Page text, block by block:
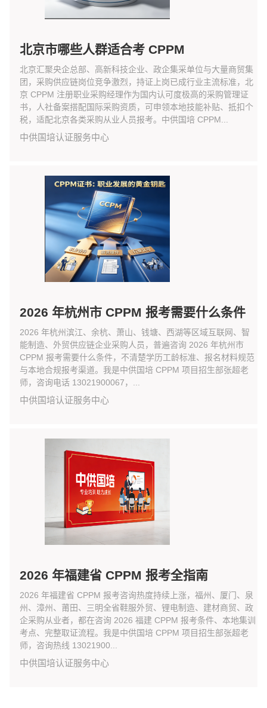
北京市哪些人群适合考 CPPM
北京汇聚央企总部、高新科技企业、政企集采单位与大量商贸集
团，采购供应链岗位竞争激烈，持证上岗已成行业主流标准，北
京 CPPM 注册职业采购经理作为国内认可度极高的采购管理证
书，人社备案搭配国际采购资质，可申领本地技能补贴、抵扣个
税，适配北京各类采购从业人员报考。中供国培 CPPM...
中供国培认证服务中心
2026 年杭州市 CPPM 报考需要什么条件
2026 年杭州滨江、余杭、萧山、钱塘、西湖等区域互联网、智
能制造、外贸供应链企业采购人员，普遍咨询 2026 年杭州市
CPPM 报考需要什么条件，不清楚学历工龄标准、报名材料规范
与本地合规报考渠道。我是中供国培 CPPM 项目招生部张超老
师，咨询电话 13021900067，...
中供国培认证服务中心
2026 年福建省 CPPM 报考全指南
2026 年福建省 CPPM 报考咨询热度持续上涨，福州、厦门、泉
州、漳州、莆田、三明全省鞋服外贸、锂电制造、建材商贸、政
企采购从业者，都在咨询 2026 福建 CPPM 报考条件、本地集训
考点、完整取证流程。我是中供国培 CPPM 项目招生部张超老
师，咨询热线 13021900...
中供国培认证服务中心